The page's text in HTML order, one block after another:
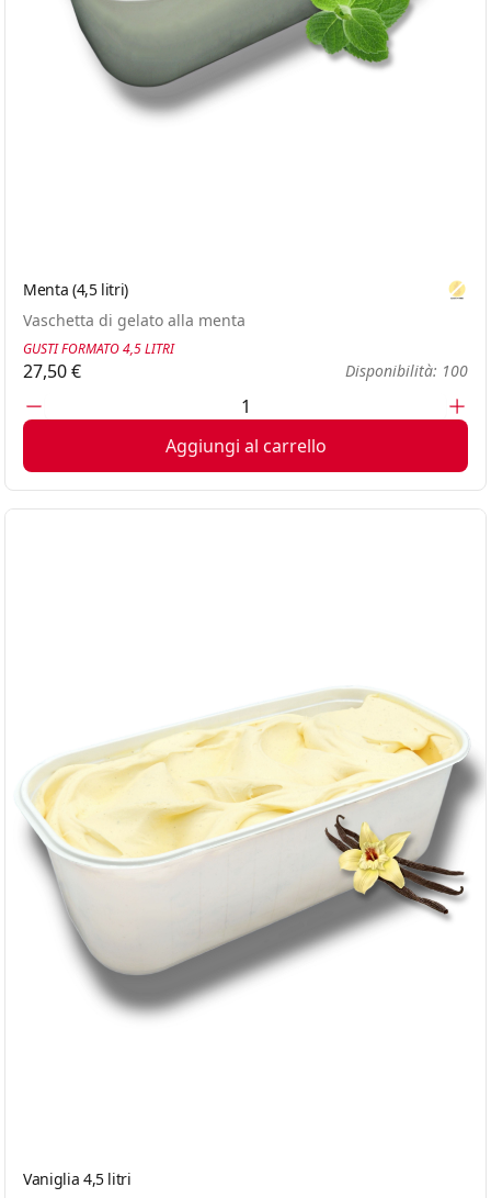
Menta (4,5 litri)
Vaschetta di gelato alla menta
GUSTI FORMATO 4,5 LITRI
27,50 € Disponibilità: 100
Aggiungi al carrello
Vaniglia 4,5 litri